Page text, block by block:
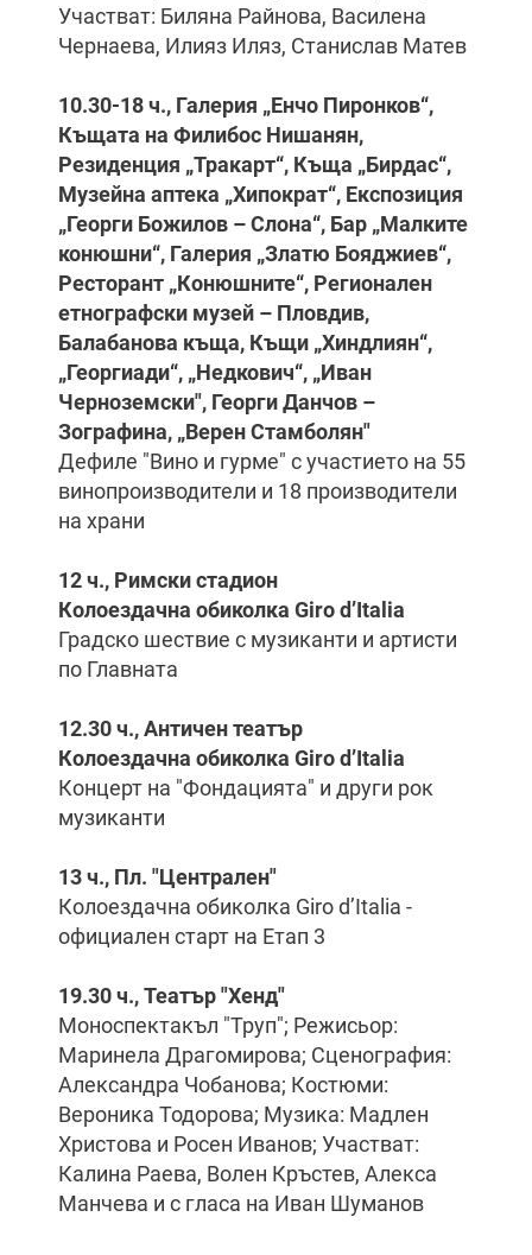
Участват: Биляна Райнова, Василена
Чернаева, Илияз Иляз, Станислав Матев
10.30-18 ч., Галерия „Енчо Пиронков“,
Къщата на Филибос Нишанян,
Резиденция „Тракарт“, Къща „Бирдас“,
Музейна аптека „Хипократ“, Експозиция
„Георги Божилов – Слона“, Бар „Малките
конюшни“, Галерия „Златю Бояджиев“,
Ресторант „Конюшните“, Регионален
етнографски музей – Пловдив,
Балабанова къща, Къщи „Хиндлиян“,
„Георгиади“, „Недкович“, „Иван
Черноземски", Георги Данчов –
Зографина, „Верен Стамболян"
Дефиле "Вино и гурме" с участието на 55
винопроизводители и 18 производители
на храни
12 ч., Римски стадион
Колоездачна обиколка Giro d’Italia
Градско шествие с музиканти и артисти
по Главната
12.30 ч., Античен театър
Колоездачна обиколка Giro d’Italia
Концерт на "Фондацията" и други рок
музиканти
13 ч., Пл. "Централен"
Колоездачна обиколка Giro d’Italia -
официален старт на Етап 3
19.30 ч., Театър "Хенд"
Моноспектакъл "Труп"; Режисьор:
Маринела Драгомирова; Сценография:
Александра Чобанова; Костюми:
Вероника Тодорова; Музика: Мадлен
Христова и Росен Иванов; Участват:
Калина Раева, Волен Кръстев, Алекса
Манчева и с гласа на Иван Шуманов